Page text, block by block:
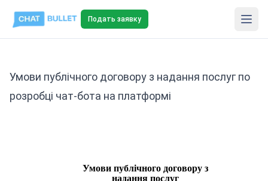
Подать заявку
Умови публічного договору з надання послуг по
розробці чат-бота на платформі